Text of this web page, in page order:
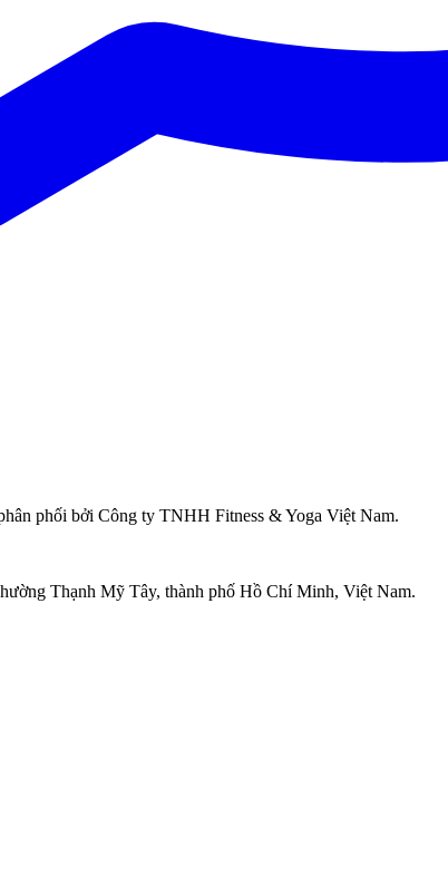
phối bởi Công ty TNHH Fitness & Yoga Việt Nam.
Thạnh Mỹ Tây, thành phố Hồ Chí Minh, Việt Nam.